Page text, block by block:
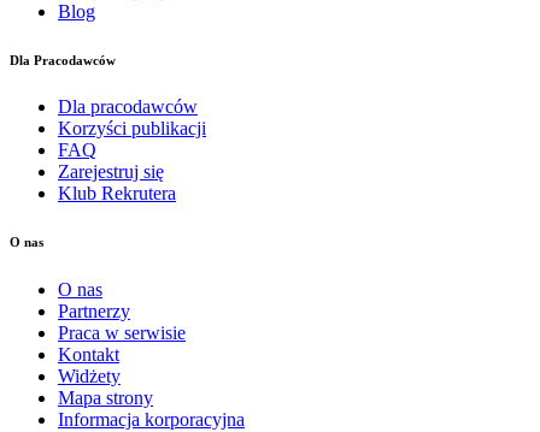
Blog
Dla Pracodawców
Dla pracodawców
Korzyści publikacji
FAQ
Zarejestruj się
Klub Rekrutera
O nas
O nas
Partnerzy
Praca w serwisie
Kontakt
Widżety
Mapa strony
Informacja korporacyjna